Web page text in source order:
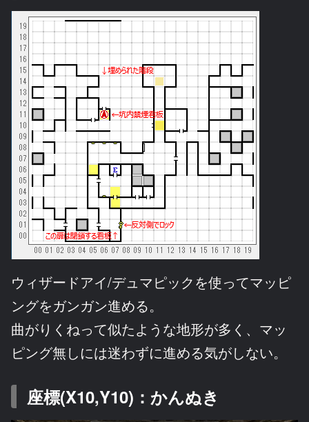
ウィザードアイ/デュマピックを使ってマッピ
ングをガンガン進める。
曲がりくねって似たような地形が多く、マッ
ピング無しには迷わずに進める気がしない。
座標(X10,Y10)：かんぬき